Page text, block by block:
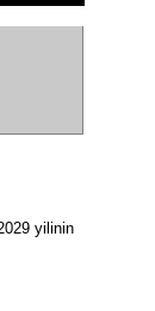
yilinin